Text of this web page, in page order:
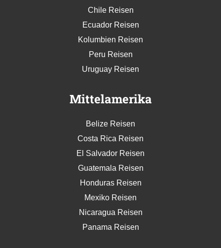
Chile Reisen
Ecuador Reisen
Kolumbien Reisen
Peru Reisen
Uruguay Reisen
Mittelamerika
Belize Reisen
Costa Rica Reisen
El Salvador Reisen
Guatemala Reisen
Honduras Reisen
Mexiko Reisen
Nicaragua Reisen
Panama Reisen